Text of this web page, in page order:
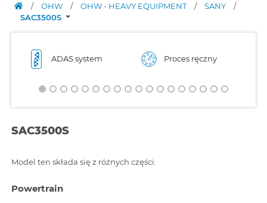
/ OHW / OHW - HEAVY EQUIPMENT / SANY
/
SAC3500S
ADAS system Proces ręczny
SAC3500S
Model ten składa się z różnych części:
Powertrain